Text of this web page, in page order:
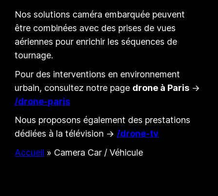
Nos solutions caméra embarquée peuvent
être combinées avec des prises de vues
aériennes pour enrichir les séquences de
tournage.
Pour des interventions en environnement
urbain, consultez notre page drone à Paris →
/drone-paris
Nous proposons également des prestations
dédiées à la télévision →/drone-tv
Accueil » Camera Car / Véhicule